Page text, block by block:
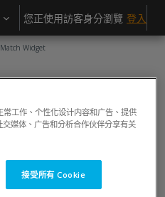
您正使用訪客身分瀏覽 登入
Widget
工作、个性化设计内容和广告、提供
媒体、广告和分析合作伙伴分享有关
接受所有 Cookie